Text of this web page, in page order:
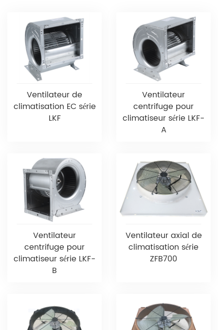
Ventilateur de
climatisation EC série
LKF
Ventilateur
centrifuge pour
climatiseur série LKF-
A
Ventilateur
centrifuge pour
climatiseur série LKF-
B
Ventilateur axial de
climatisation série
ZFB700